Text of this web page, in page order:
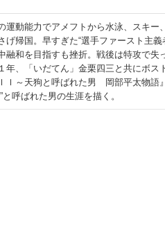
動能力でアメフトから水泳、スキー
帰国。早すぎた“選手ファースト主義
和を目指すも挫折。戦後は特攻で失
、「いだてん」金栗四三と共にボス
～天狗と呼ばれた男 岡部平太物語』
呼ばれた男の生涯を描く。